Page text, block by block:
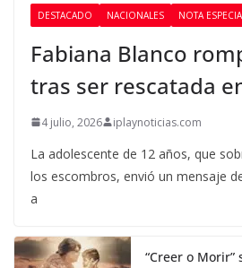
DESTACADO NACIONALES NOTA
Fabiana Blanco
tras ser rescatada
4 julio, 2026 iplaynoticias.com
La adolescente de 12 años, que
los escombros, envió un mensaje
a
“Creer o Morir”